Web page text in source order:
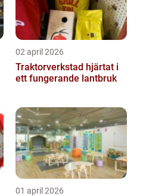
02 april 2026
Traktorverkstad hjärtat i
ett fungerande lantbruk
01 april 2026